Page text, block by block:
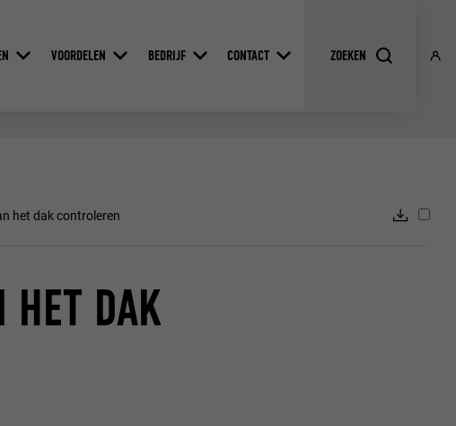
VOORDELEN BEDRIJF CONTACT
het dak controleren
HET DAK